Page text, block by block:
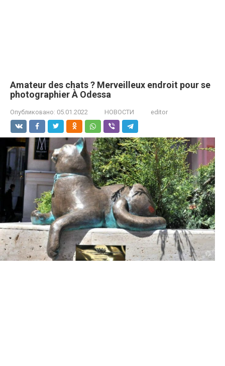
Amateur des chats ? Merveilleux endroit pour se
photographier À Odessa
Опубликовано: 05.01.2022 НОВОСТИ editor